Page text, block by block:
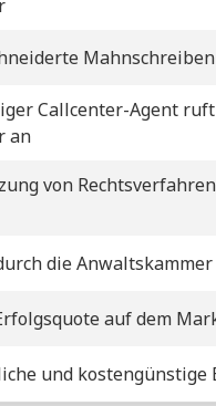
Mahnschreiben
Callcenter-Agent
an
von
die Anwaltskammer
auf dem
und kostengünstige